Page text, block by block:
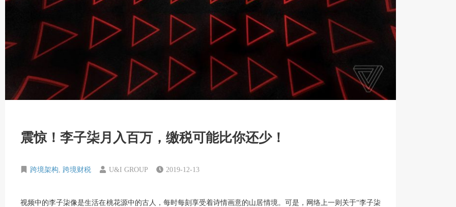
震惊！李子柒月入百万，缴税可能比你还少！
跨境架构 跨境财税 U&I GROUP 2019-12-13
视频中的李子柒像是生活在桃花源中的古人，每时每刻享受着诗情画意的山居情境。可是，网络上一则关于“李子柒